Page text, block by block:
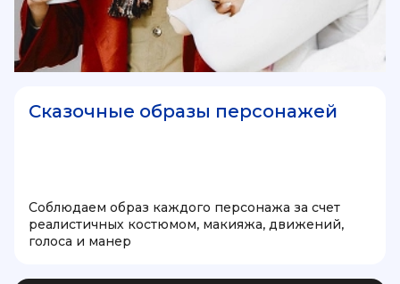
Сказочные образы персонажей
Соблюдаем образ каждого персонажа за счет
реалистичных костюмом, макияжа, движений,
голоса и манер